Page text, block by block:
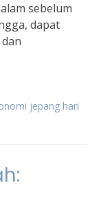
sebelum
dapat
jepang hari